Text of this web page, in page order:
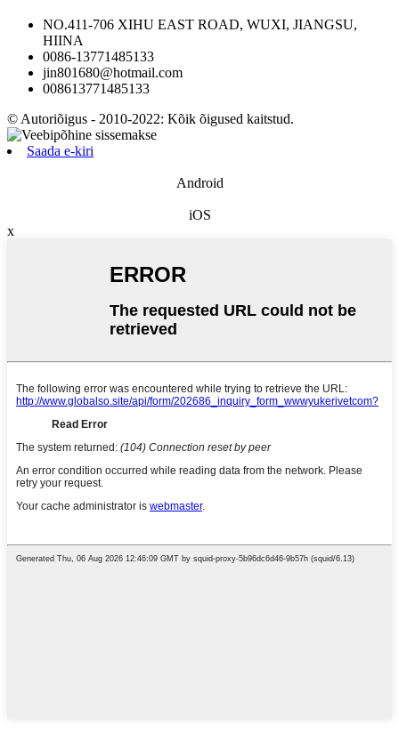
NO.411-706 XIHU EAST ROAD, WUXI, JIANGSU,
HIINA
0086-13771485133
jin801680@hotmail.com
008613771485133
© Autoriõigus - 2010-2022: Kõik õigused kaitstud.
Saada e-kiri
Android
iOS
x